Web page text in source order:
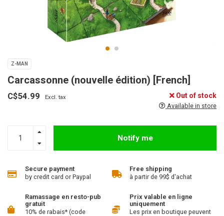
Z-MAN
Carcassonne (nouvelle édition) [French]
C$54.99 Excl. tax Out of stock
Available in store
Notify me
Secure payment
by credit card or Paypal
Free shipping
à partir de 99$ d'achat
Ramassage en resto-pub
gratuit
10% de rabais* (code
Prix valable en ligne
uniquement
Les prix en boutique peuvent